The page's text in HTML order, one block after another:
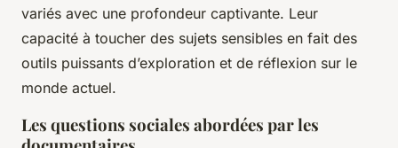
variés avec une profondeur captivante. Leur
capacité à toucher des sujets sensibles en fait des
outils puissants d’exploration et de réflexion sur le
monde actuel.
Les questions sociales abordées par les